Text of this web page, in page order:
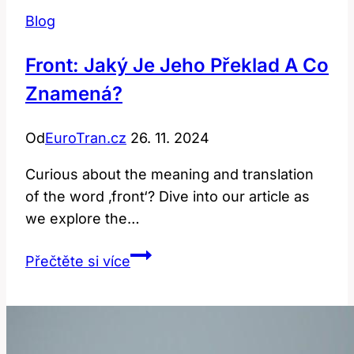
Blog
Front: Jaký Je Jeho Překlad A Co
Znamená?
OdEuroTran.cz 26. 11. 2024
Curious about the meaning and translation
of the word ‚front‘? Dive into our article as
we explore the…
Přečtěte si víceFront: